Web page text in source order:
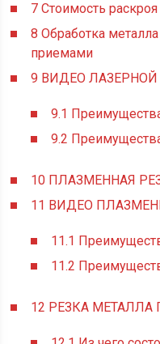
7 Стоимость раскроя
8 Обработка
приемами
9 ВИДЕО
9.1
9.2
10 ПЛАЗМЕННАЯ
11 ВИДЕО
11.1
11.2
12 РЕЗКА МЕТАЛЛА